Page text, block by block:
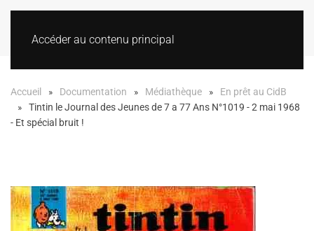
Accéder au contenu principal
Accueil Documentation Médiathèque
En prêt au CidB
Tintin le Journal des Jeunes de 7 a 77 Ans N°1019 - 2 mai 1968
- Et spécial bruit !